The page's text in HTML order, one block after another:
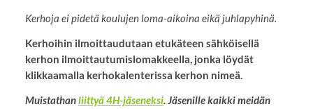
Kerhoja ei pidetä koulujen loma-aikoina eikä juhlapyhinä.
Kerhoihin ilmoittaudutaan etukäteen sähköisellä
kerhon ilmoittautumislomakkeella, jonka löydät
klikkaamalla kerhokalenterissa kerhon nimeä.
Muistathanliittyä 4H-jäseneksi. Jäsenille kaikki meidän